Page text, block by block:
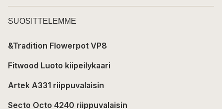
SUOSITTELEMME
&Tradition Flowerpot VP8
Fitwood Luoto kiipeilykaari
Artek A331 riippuvalaisin
Secto Octo 4240 riippuvalaisin